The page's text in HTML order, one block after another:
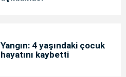
Yangın: 4 yaşındaki çocuk
hayatını kaybetti